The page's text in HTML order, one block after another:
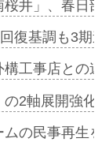
井」、春
復基調も3
工事店と
の2軸展開強
ムの民事再